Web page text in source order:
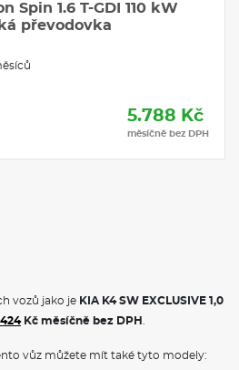
Spin 1.6 T-GDI 110 kW
převodovka
5.788 Kč
měsíčně bez DPH
vozů jako je KIA K4 SW EXCLUSIVE 1,0
Kč měsíčně bez DPH
vůz můžete mít také tyto modely: